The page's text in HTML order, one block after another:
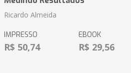
Ricardo Almeida
IMPRESSO
R$ 50,74
EBOOK
R$ 29,56